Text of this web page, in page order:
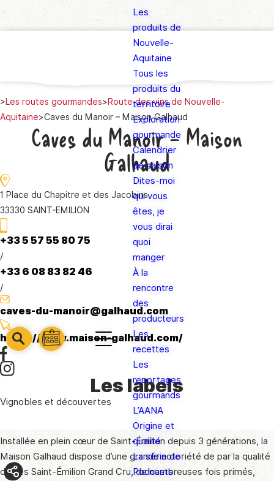
barre
barre
barre
Les
produits de
Nouvelle-
Aquitaine
Tous les
produits du
territoire
Exploration
gourmande
Calendrier
de saison
Dites-moi
qui vous
êtes, je
vous dirai
quoi
manger
À la
rencontre
des
producteurs
Les
recettes
Les
reportages
gourmands
L’AANA
Origine et
qualité
La série de
Podcasts
>Les routes gourmandes>Route des vins de Nouvelle-
Aquitaine>Caves du Manoir – Maison Galhaud
Caves du Manoir – Maison
Galhaud
1 Place du Chapitre et des Jacobins
33330 SAINT-EMILION
+33 5 57 55 80 75
/
+33 6 08 83 82 46
/
caves-du-manoir@galhaud.com
https://www.maison-galhaud.com/
Les labels
Vignobles et découvertes
Installée en plein cœur de Saint-Émilion depuis 3 générations, la
Maison Galhaud dispose d’une grande notoriété de par la qualité
de ses Saint-Émilion Grand Cru, de nombreuses fois primés,